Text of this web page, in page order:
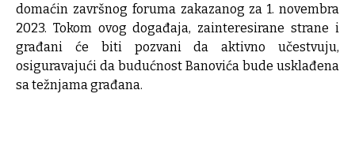
domaćin završnog foruma zakazanog za 1. novembra
2023. Tokom ovog događaja, zainteresirane strane i
građani će biti pozvani da aktivno učestvuju,
osiguravajući da budućnost Banovića bude usklađena
sa težnjama građana.